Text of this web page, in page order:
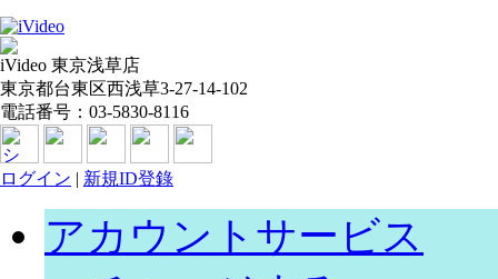
iVideo 東京浅草店
東京都台東区西浅草3-27-14-102
電話番号：03-5830-8116
ログイン | 新規ID登錄
アカウントサービス